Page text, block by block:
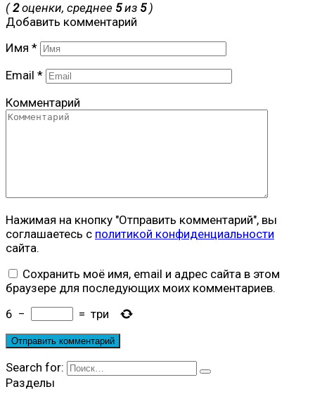
(2оценки, среднее 5из 5)
Добавить комментарий
Имя *
Email *
Комментарий
Нажимая на кнопку "Отправить комментарий", вы
соглашаетесь с политикой конфиденциальности
сайта.
Сохранить моё имя, email и адрес сайта в этом
браузере для последующих моих комментариев.
6 − = три
Search for:
Разделы